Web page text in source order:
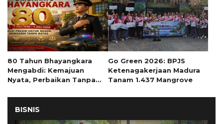
80 Tahun Bhayangkara
Mengabdi: Kemajuan
Nyata, Perbaikan Tanpa
Go Green 2026: BPJS
Ketenagakerjaan Madura
Tanam 1.437 Mangrove
BISNIS